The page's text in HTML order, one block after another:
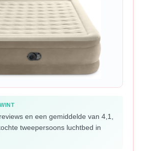
en een gemiddelde van 4,1,
tweepersoons luchtbed in